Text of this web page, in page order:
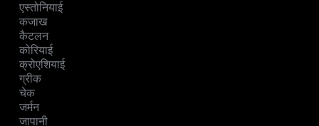
एस्तोनियाई
कजाख
कैटलन
कोरियाई
क्रोएशियाई
ग्रीक
चेक
जर्मन
जापानी